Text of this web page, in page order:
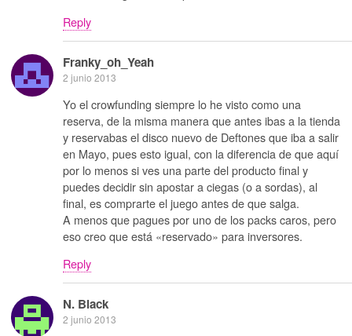
Reply
Franky_oh_Yeah
2 junio 2013
Yo el crowfunding siempre lo he visto como una
reserva, de la misma manera que antes ibas a la tienda
y reservabas el disco nuevo de Deftones que iba a salir
en Mayo, pues esto igual, con la diferencia de que aquí
por lo menos si ves una parte del producto final y
puedes decidir sin apostar a ciegas (o a sordas), al
final, es comprarte el juego antes de que salga.
A menos que pagues por uno de los packs caros, pero
eso creo que está «reservado» para inversores.
Reply
N. Black
2 junio 2013